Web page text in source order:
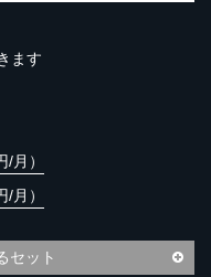
ます
月）
月）
セット